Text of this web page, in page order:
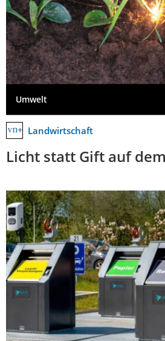
Umwelt
Landwirtschaft
Licht statt Gift auf